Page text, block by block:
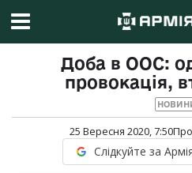
Доба в ООС:
провокація,
25 Вересня 2020, 7:50
Слідкуйте за